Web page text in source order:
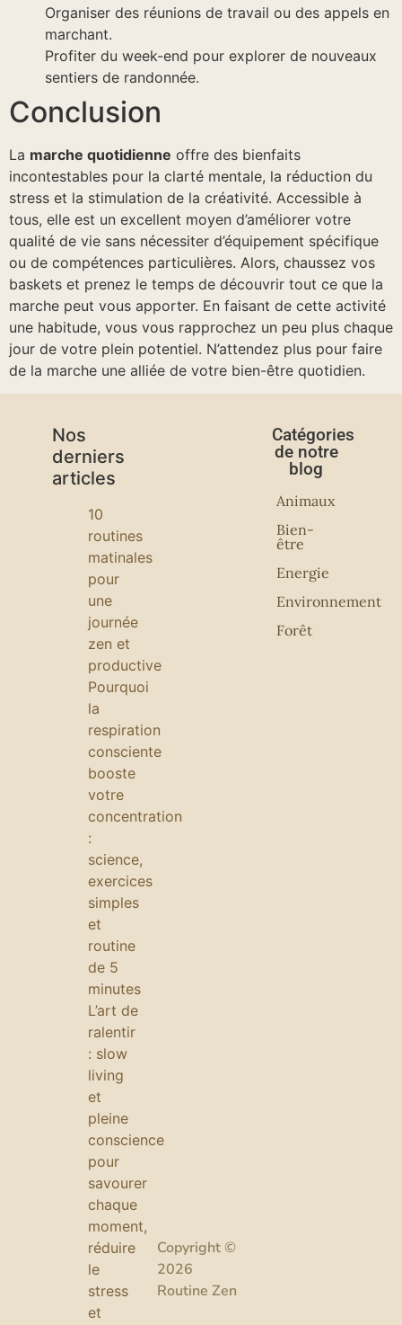
Organiser des réunions de travail ou des appels en
marchant.
Profiter du week-end pour explorer de nouveaux
sentiers de randonnée.
Conclusion
La marche quotidienne offre des bienfaits
incontestables pour la clarté mentale, la réduction du
stress et la stimulation de la créativité. Accessible à
tous, elle est un excellent moyen d’améliorer votre
qualité de vie sans nécessiter d’équipement spécifique
ou de compétences particulières. Alors, chaussez vos
baskets et prenez le temps de découvrir tout ce que la
marche peut vous apporter. En faisant de cette activité
une habitude, vous vous rapprochez un peu plus chaque
jour de votre plein potentiel. N’attendez plus pour faire
de la marche une alliée de votre bien-être quotidien.
Nos
derniers
articles
10
routines
matinales
pour
une
journée
zen et
productive
Pourquoi
la
respiration
consciente
booste
votre
concentration
:
science,
exercices
simples
et
routine
de 5
minutes
L’art de
ralentir
: slow
living
et
pleine
conscience
pour
savourer
chaque
moment,
réduire
le
stress
et
Copyright ©
2026
Routine Zen
Catégories
de notre
blog
Animaux
Bien-
être
Energie
Environnement
Forêt